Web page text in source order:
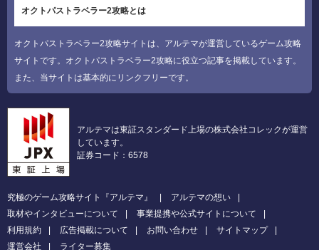
オクトパストラベラー2攻略とは
オクトパストラベラー2攻略サイトは、アルテマが運営しているゲーム攻略
サイトです。オクトパストラベラー2攻略に役立つ記事を掲載しています。
また、当サイトは基本的にリンクフリーです。
アルテマは東証スタンダード上場の株式会社コレックが運営
しています。
証券コード：6578
究極のゲーム攻略サイト『アルテマ』
アルテマの想い
取材やインタビューについて
事業提携や公式サイトについて
利用規約
広告掲載について お問い合わせ
サイトマップ
運営会社
ライター募集